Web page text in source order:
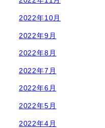
2022年10月
2022年9月
2022年8月
2022年7月
2022年6月
2022年5月
2022年4月